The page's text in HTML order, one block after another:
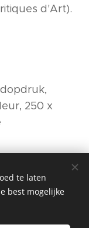
d'Art).
250 x
te laten
best mogelijke